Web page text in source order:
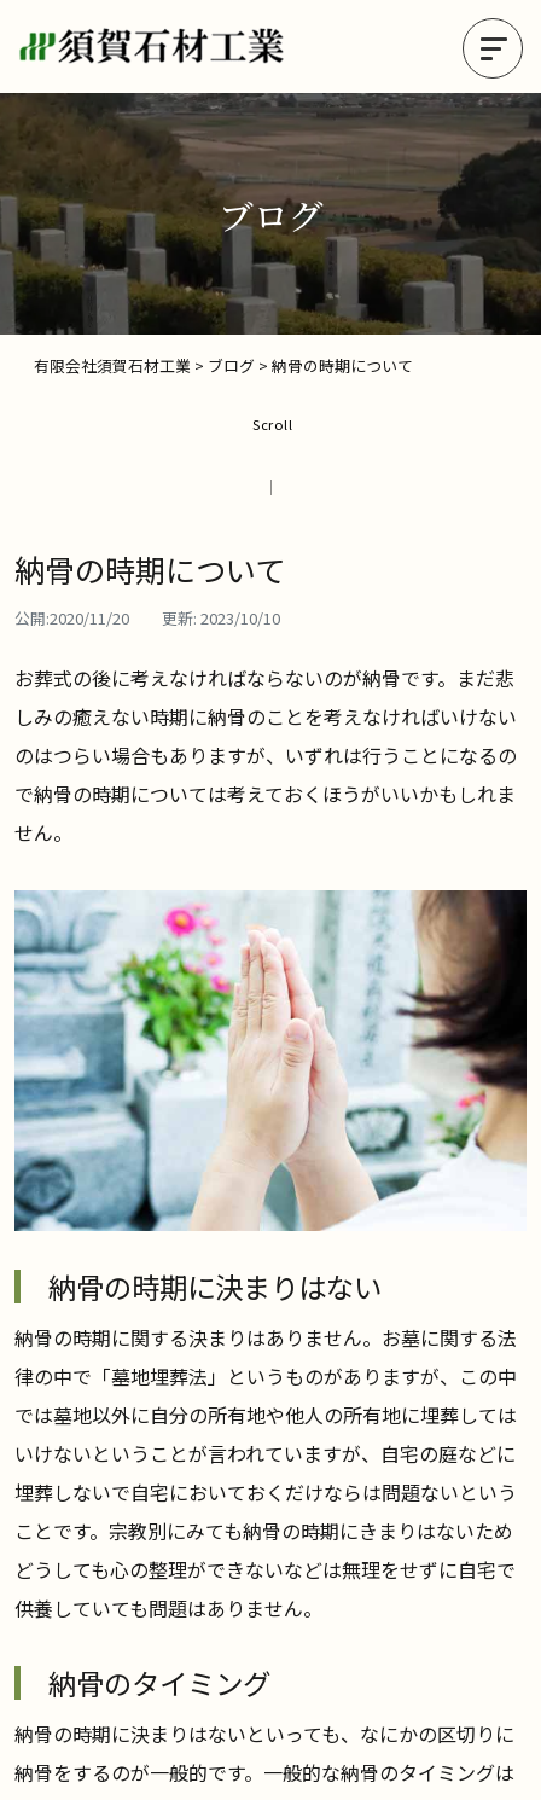
ブログ
有限会社須賀石材工業 > ブログ > 納骨の時期について
Scroll
納骨の時期について
公開:2020/11/20 更新: 2023/10/10
お葬式の後に考えなければならないのが納骨です。まだ悲
しみの癒えない時期に納骨のことを考えなければいけない
のはつらい場合もありますが、いずれは行うことになるの
で納骨の時期については考えておくほうがいいかもしれま
せん。
納骨の時期に決まりはない
納骨の時期に関する決まりはありません。お墓に関する法
律の中で「墓地埋葬法」というものがありますが、この中
では墓地以外に自分の所有地や他人の所有地に埋葬しては
いけないということが言われていますが、自宅の庭などに
埋葬しないで自宅においておくだけならは問題ないという
ことです。宗教別にみても納骨の時期にきまりはないため
どうしても心の整理ができないなどは無理をせずに自宅で
供養していても問題はありません。
納骨のタイミング
納骨の時期に決まりはないといっても、なにかの区切りに
納骨をするのが一般的です。一般的な納骨のタイミングは